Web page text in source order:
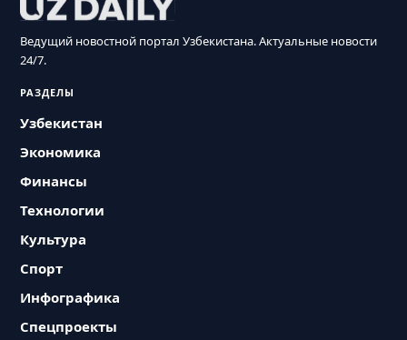
Ведущий новостной портал Узбекистана. Актуальные новости
24/7.
РАЗДЕЛЫ
Узбекистан
Экономика
Финансы
Технологии
Культура
Спорт
Инфографика
Спецпроекты